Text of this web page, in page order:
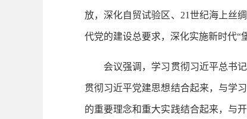
放，深化自贸试验区、21世纪海上丝
代党的建设总要求，深化实施新时代“
会议强调，学习贯彻习近平总书记
贯彻习近平党建思想结合起来，与学
的重要理念和重大实践结合起来，与